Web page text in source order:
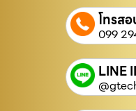
โทรส
099
LINE